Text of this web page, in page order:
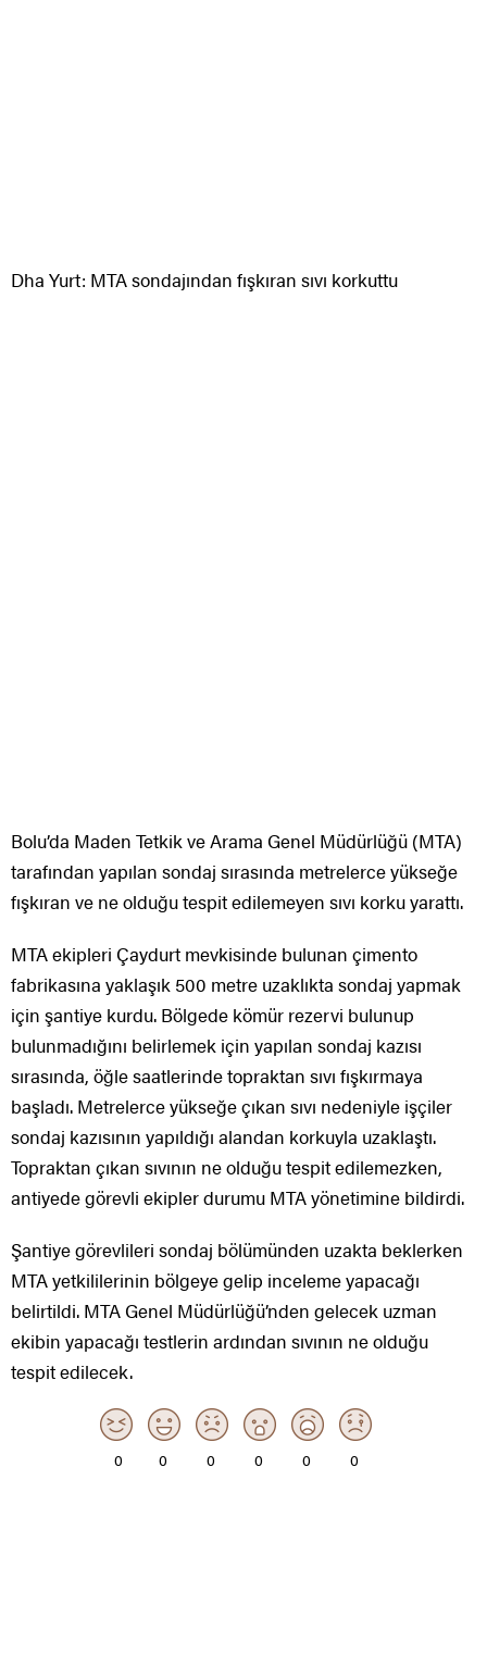
Dha Yurt: MTA sondajından fışkıran sıvı korkuttu
Bolu’da Maden Tetkik ve Arama Genel Müdürlüğü (MTA)
tarafından yapılan sondaj sırasında metrelerce yükseğe
fışkıran ve ne olduğu tespit edilemeyen sıvı korku yarattı.
MTA ekipleri Çaydurt mevkisinde bulunan çimento
fabrikasına yaklaşık 500 metre uzaklıkta sondaj yapmak
için şantiye kurdu. Bölgede kömür rezervi bulunup
bulunmadığını belirlemek için yapılan sondaj kazısı
sırasında, öğle saatlerinde topraktan sıvı fışkırmaya
başladı. Metrelerce yükseğe çıkan sıvı nedeniyle işçiler
sondaj kazısının yapıldığı alandan korkuyla uzaklaştı.
Topraktan çıkan sıvının ne olduğu tespit edilemezken,
antiyede görevli ekipler durumu MTA yönetimine bildirdi.
Şantiye görevlileri sondaj bölümünden uzakta beklerken
MTA yetkililerinin bölgeye gelip inceleme yapacağı
belirtildi. MTA Genel Müdürlüğü’nden gelecek uzman
ekibin yapacağı testlerin ardından sıvının ne olduğu
tespit edilecek.
0 0 0 0 0 0